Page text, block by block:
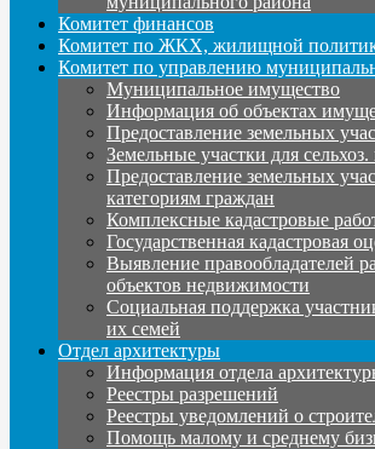
Комитет финансов
Комитет по ЖКХ, жилищной
Комитет по управлению
Муниципальное имущество
Информация об объектах
Предоставление земельных
Земельные участки для
Предоставление земельных
категориям граждан
Комплексные кадастровые
Государственная кадастровая
Выявление правообладателей
объектов недвижимости
Социальная поддержка
их семей
Отдел архитектуры
Информация отдела
Реестры разрешений
Реестры уведомлений о
Помощь малому и среднему